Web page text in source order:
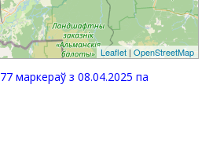
Leaflet | OpenStreetMap
77 маркераў з 08.04.2025 па